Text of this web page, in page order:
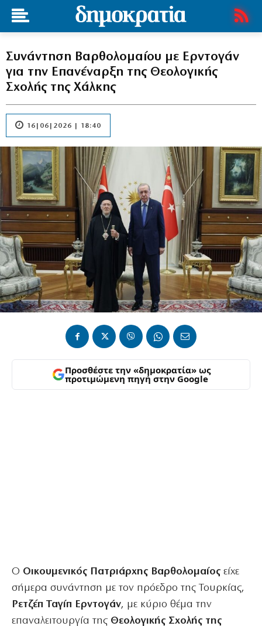
Συνάντηση Βαρθολομαίου με Ερντογάν
για την Επανέναρξη της Θεολογικής
Σχολής της Χάλκης
16|06|2026 | 18:40
Προσθέστε την «δημοκρατία» ως
προτιμώμενη πηγή στην Google
Ο Οικουμενικός Πατριάρχης Βαρθολομαίος είχε
σήμερα συνάντηση με τον πρόεδρο της Τουρκίας,
Ρετζέπ Ταγίπ Ερντογάν, με κύριο θέμα την
επαναλειτουργία της Θεολογικής Σχολής της